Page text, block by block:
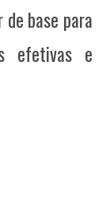
base para
efetivas e